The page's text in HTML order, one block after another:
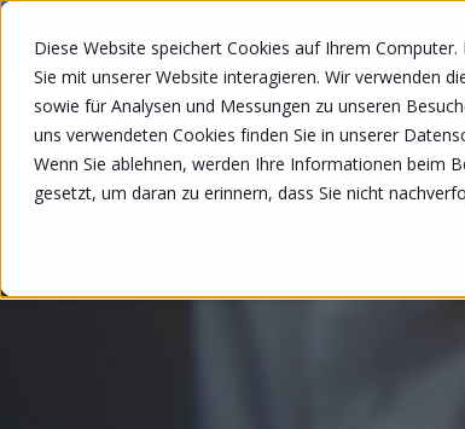
Diese Website speichert Cookies auf Ihrem
Sie mit unserer Website interagieren. Wir verwenden
sowie für Analysen und Messungen zu unseren
uns verwendeten Cookies finden Sie in unserer
Wenn Sie ablehnen, werden Ihre Informationen beim
gesetzt, um daran zu erinnern, dass Sie nicht